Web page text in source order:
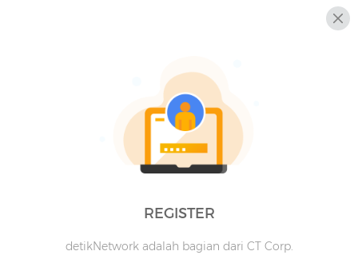
REGISTER
detikNetwork adalah bagian dari CT Corp.